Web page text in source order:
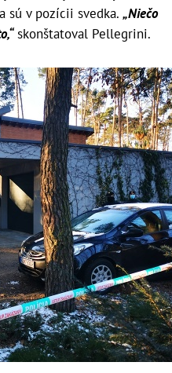
sú v pozícii svedka. „Niečo
skonštatoval Pellegrini.